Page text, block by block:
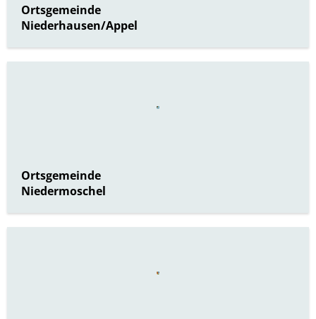
Ortsgemeinde
Niederhausen/Appel
Ortsgemeinde
Niedermoschel